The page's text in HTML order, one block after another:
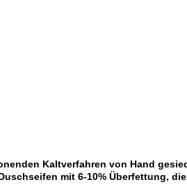
Kaltverfahren von Hand
mit 6-10% Überfettung,